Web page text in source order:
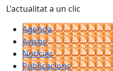
L'actualitat a un clic
Agenda
Avisos
Notícies
Publicacions